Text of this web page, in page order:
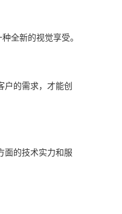
全新的视觉享受。
的需求，才能创
的技术实力和服